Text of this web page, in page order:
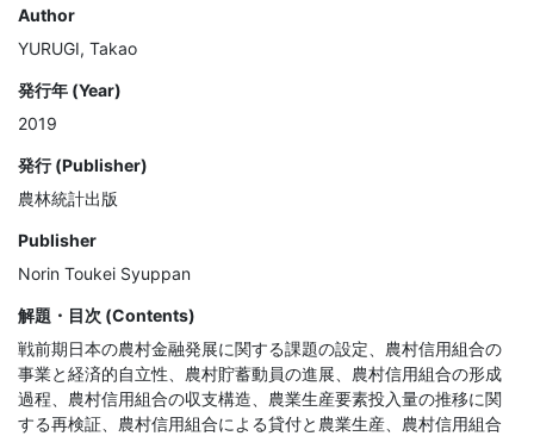
Author
YURUGI, Takao
発行年 (Year)
2019
発行 (Publisher)
農林統計出版
Publisher
Norin Toukei Syuppan
解題・目次 (Contents)
戦前期日本の農村金融発展に関する課題の設定、農村信用組合の
事業と経済的自立性、農村貯蓄動員の進展、農村信用組合の形成
過程、農村信用組合の収支構造、農業生産要素投入量の推移に関
する再検証、農村信用組合による貸付と農業生産、農村信用組合